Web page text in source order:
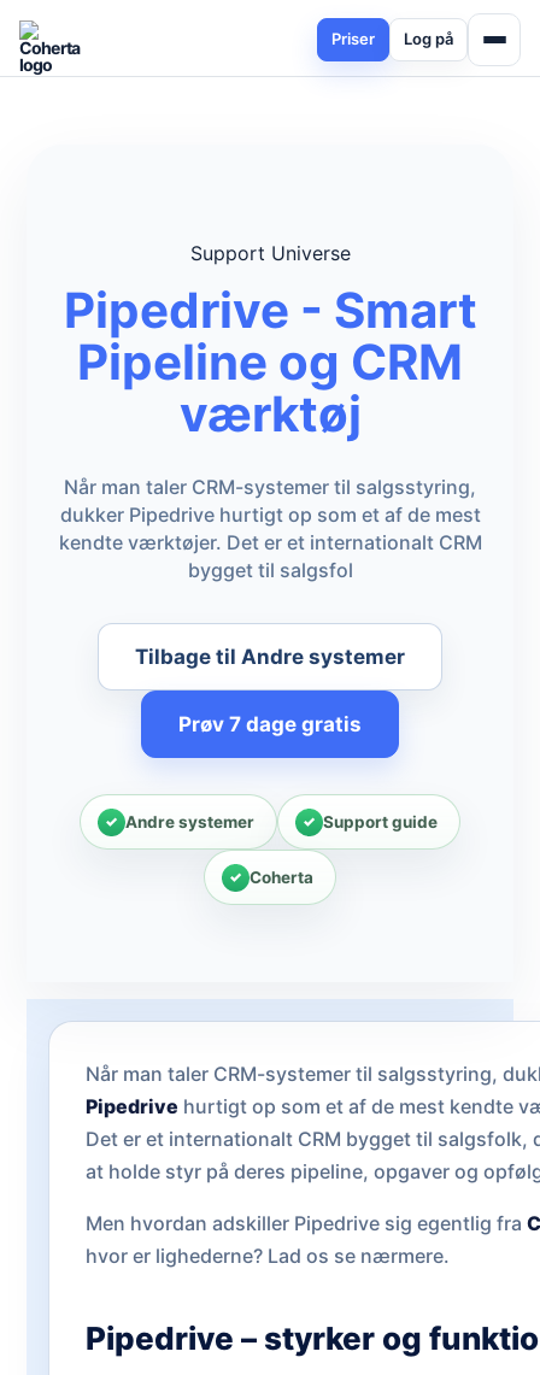
Priser Log på
Support Universe
Pipedrive - Smart
Pipeline og CRM
værktøj
Når man taler CRM-systemer til salgsstyring,
dukker Pipedrive hurtigt op som et af de mest
kendte værktøjer. Det er et internationalt CRM
bygget til salgsfol
Tilbage til Andre systemer
Prøv 7 dage gratis
Andre systemer Support guide
Coherta
Når man taler CRM-systemer til salgsstyring,
Pipedrive hurtigt op som et af de mest kendte
Det er et internationalt CRM bygget til salgsfolk,
at holde styr på deres pipeline, opgaver og
Men hvordan adskiller Pipedrive sig egentlig fra
hvor er lighederne? Lad os se nærmere.
Pipedrive – styrker og